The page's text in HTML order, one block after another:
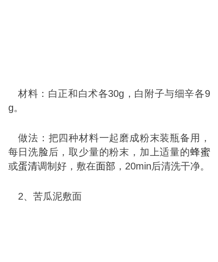
材料：白正和白术各30g，白附子与细辛各9
g。
做法：把四种材料一起磨成粉末装瓶备用，
每日洗脸 后，取少量的粉末，加上适量的蜂蜜
或蛋清调制好，敷在面部 ，20min后清洗干净。
2、苦瓜泥敷面